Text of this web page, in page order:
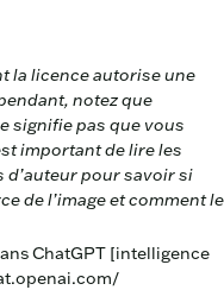
la licence autorise une
notez que
signifie pas que vous
important de lire les
pour savoir si
de l’image et comment le
ChatGPT [intelligence